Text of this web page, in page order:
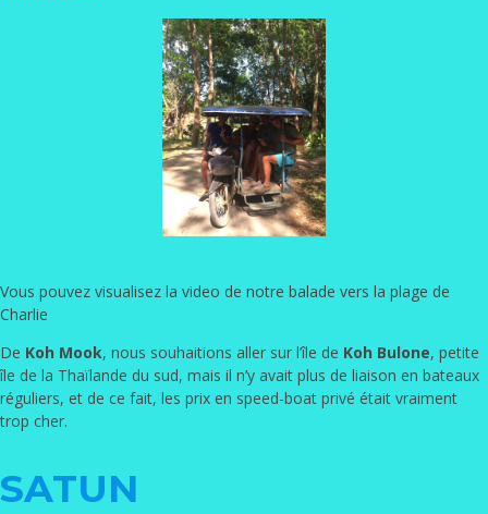
Vous pouvez visualisez la video de notre balade vers la plage de
Charlie
De Koh Mook, nous souhaitions aller sur l’île de Koh Bulone, petite
île de la Thaïlande du sud, mais il n’y avait plus de liaison en bateaux
réguliers, et de ce fait, les prix en speed-boat privé était vraiment
trop cher.
SATUN